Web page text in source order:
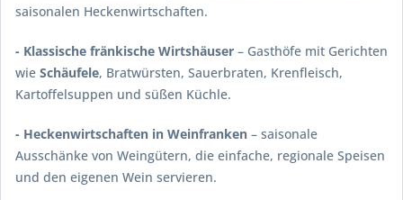
saisonalen Heckenwirtschaften.
- Klassische fränkische Wirtshäuser – Gasthöfe mit Gerichten
wie Schäufele, Bratwürsten, Sauerbraten, Krenfleisch,
Kartoffelsuppen und süßen Küchle.
- Heckenwirtschaften in Weinfranken – saisonale
Ausschänke von Weingütern, die einfache, regionale Speisen
und den eigenen Wein servieren.